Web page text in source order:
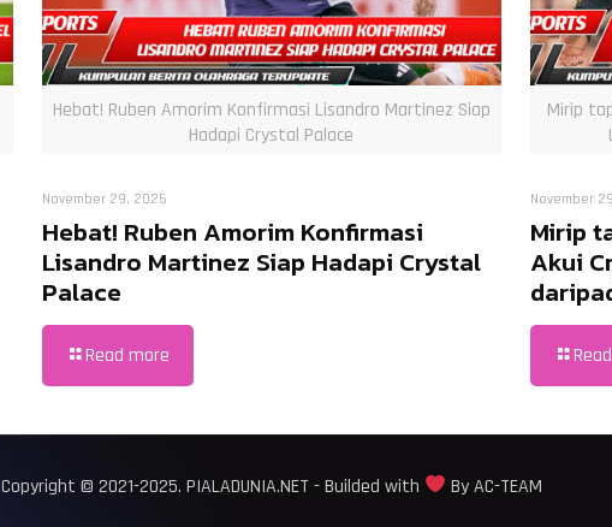
Hebat! Ruben Amorim Konfirmasi Lisandro Martinez Siap
Hadapi Crystal Palace
November 29, 2025
Hebat! Ruben Amorim Konfirmasi
Lisandro Martinez Siap Hadapi Crystal
Palace
Read more
Mirip
November
Mirip
Akui
Copyright © 2021-2025. PIALADUNIA.NET - Builded with By AC-TEAM